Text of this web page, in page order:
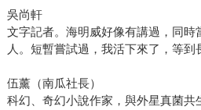
吳尚軒
文字記者。海明威好像有講過，同時
人。短暫嘗試過，我活下來了，等到
伍薰（南瓜社長）
科幻、奇幻小說作家，與外星真菌共